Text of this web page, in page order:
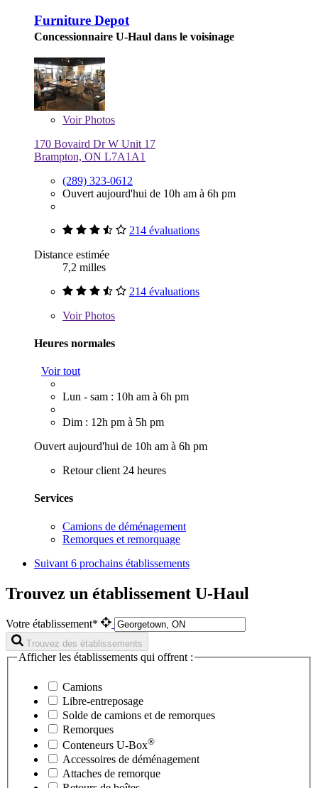
Furniture Depot
Concessionnaire U-Haul dans le voisinage
VoirPhotos
170 Bovaird Dr W Unit 17
Brampton, ON L7A1A1
(289) 323-0612
Ouvert aujourd'hui de 10h am à 6h pm
214 évaluations
Distance estimée
7,2 milles
214 évaluations
VoirPhotos
Heures normales
Voir tout
Lun - sam : 10h am à 6h pm
Dim : 12h pm à 5h pm
Ouvert aujourd'hui de 10h am à 6h pm
Retour client 24 heures
Services
Camions de déménagement
Remorques et remorquage
Suivant 6 prochains établissements
Trouvez un établissement U-Haul
Votre établissement*
Trouvez des établissements
Afficher les établissements qui offrent :
Camions
Libre-entreposage
Solde de camions et de remorques
Remorques
Conteneurs U-Box®
Accessoires de déménagement
Attaches de remorque